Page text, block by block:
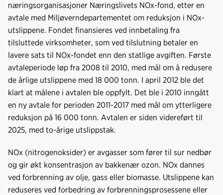
næringsorganisasjoner Næringslivets NOx-fond, etter en
avtale med Miljøverndepartementet om reduksjon i NOx-
utslippene. Fondet finansieres ved innbetaling fra
tilsluttede virksomheter, som ved tilslutning betaler en
lavere sats til NOx-fondet enn den statlige avgiften. Første
avtaleperiode løp fra 2008 til 2010, med mål om å redusere
de årlige utslippene med 18 000 tonn. I april 2012 ble det
klart at målene i avtalen ble oppfylt. Det ble i 2010 inngått
en ny avtale for perioden 2011-2017 med mål om ytterligere
reduksjon på 16 000 tonn. Avtalen er siden videreført til
2025, med to-årige utslippstak.
NOx (nitrogenoksider) er avgasser som fører til sur nedbør
og gir økt konsentrasjon av bakkenær ozon. NOx dannes
ved forbrenning av olje, gass eller biomasse. Utslippene kan
reduseres ved forbedring av forbrenningsprosessene eller